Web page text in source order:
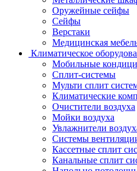
Оружейные сейфы
Сейфы
Верстаки
Медицинская
Климатическое
Мобильные
Сплит-системы
Мульти сплит
Климатические
Очистители воздуха
Мойки воздуха
Увлажнители
Системы
Кассетные сплит
Канальные сплит